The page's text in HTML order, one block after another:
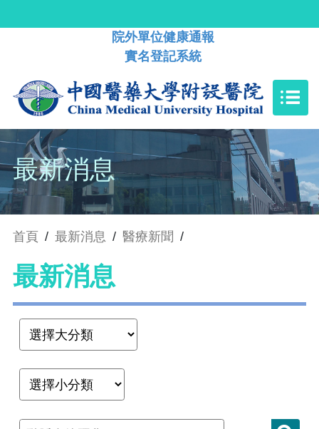
院外單位健康通報
實名登記系統
最新消息
首頁 / 最新消息 / 醫療新聞 /
最新消息